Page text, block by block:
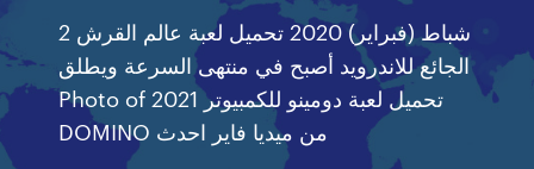
2 شباط (فبراير) 2020 تحميل لعبة عالم القرش
الجائع للاندرويد أصبح في منتهى السرعة ويطلق
Photo of تحميل لعبة دومينو للكمبيوتر 2021